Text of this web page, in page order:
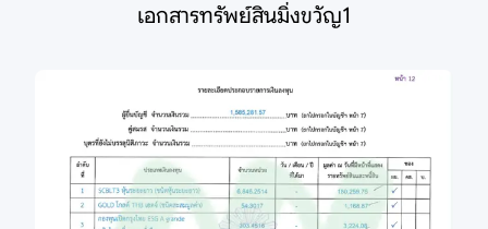
เอกสารทรัพย์สินมิ่งขวัญ1